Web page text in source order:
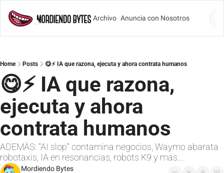
Archivo Anuncia con Nosotros
Home Posts 😋⚡ IA que razona, ejecuta y ahora contrata humanos
😋⚡ IA que razona,
ejecuta y ahora
contrata humanos
ADEMÁS: "AI slop" contamina negocios, Waymo abarata
robotaxis, IA en resonancias, robots K9 y más...
Mordiendo Bytes